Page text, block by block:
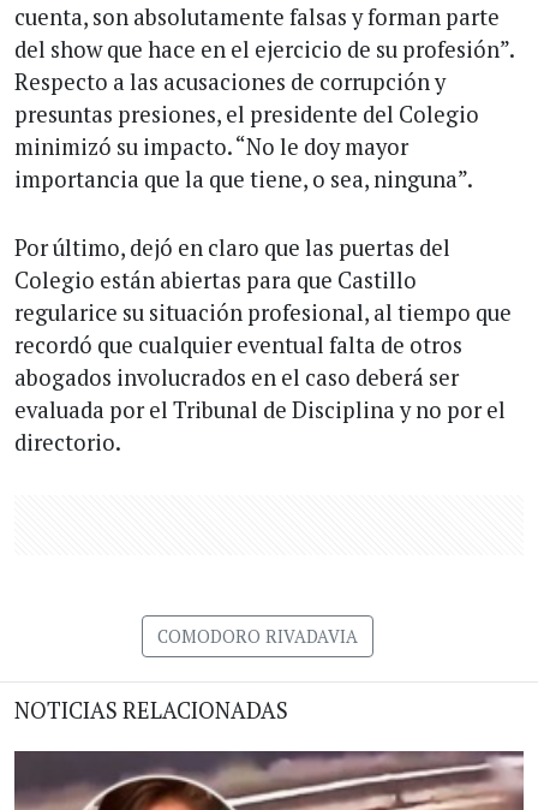
cuenta, son absolutamente falsas y forman parte
del show que hace en el ejercicio de su profesión”.
Respecto a las acusaciones de corrupción y
presuntas presiones, el presidente del Colegio
minimizó su impacto. “No le doy mayor
importancia que la que tiene, o sea, ninguna”.
Por último, dejó en claro que las puertas del
Colegio están abiertas para que Castillo
regularice su situación profesional, al tiempo que
recordó que cualquier eventual falta de otros
abogados involucrados en el caso deberá ser
evaluada por el Tribunal de Disciplina y no por el
directorio.
COMODORO RIVADAVIA
NOTICIAS RELACIONADAS